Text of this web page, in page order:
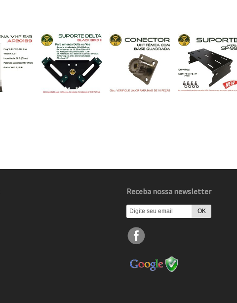
Receba nossa newsletter